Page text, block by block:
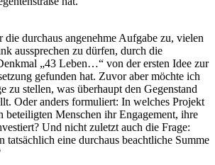
durchaus angenehme Aufgabe zu, vielen
aussprechen zu dürfen, durch die
„43 Leben…“ von der ersten Idee zur
gefunden hat. Zuvor aber möchte ich
zu stellen, was überhaupt den Gegenstand
Oder anders formuliert: In welches Projekt
beteiligten Menschen ihr Engagement, ihre
Und nicht zuletzt auch die Frage:
tatsächlich eine durchaus beachtliche Summe